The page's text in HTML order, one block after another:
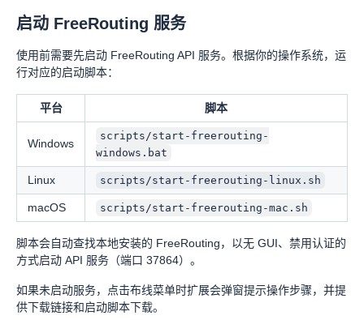
启动 FreeRouting 服务
使用前需要先启动 FreeRouting API 服务。根据你的操作系统，运
行对应的启动脚本：
平台 脚本
Windows
scripts/start-freerouting-
windows.bat
Linux scripts/start-freerouting-linux.sh
macOS scripts/start-freerouting-mac.sh
脚本会自动查找本地安装的 FreeRouting，以无 GUI、禁用认证的
方式启动 API 服务（端口 37864）。
如果未启动服务，点击布线菜单时扩展会弹窗提示操作步骤，并提
供下载链接和启动脚本下载。